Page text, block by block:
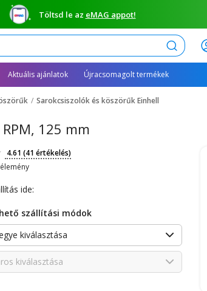
Töltsd le az eMAG appot!
Keresés
Aktuális ajánlatok Újracsomagolt termékek
Sarokcsiszolók és köszörűk Einhell
125 mm
4.61 (41 értékelés)
ide:
szállítási módok
kiválasztása
kiválasztása